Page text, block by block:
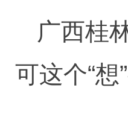
广西桂
可这个“